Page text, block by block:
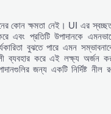
কোন ক্ষমতা নেই। UI এর
এবং প্রতিটি উপাদানকে
বুঝতে পারে এমন
ব্যবহার করে এই লক্ষ্য অর্জন
জন্য একটি নির্দিষ্ট নীল